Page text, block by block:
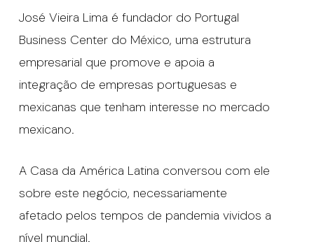
José Vieira Lima é fundador do Portugal
Business Center do México, uma estrutura
empresarial que promove e apoia a
integração de empresas portuguesas e
mexicanas que tenham interesse no mercado
mexicano.
A Casa da América Latina conversou com ele
sobre este negócio, necessariamente
afetado pelos tempos de pandemia vividos a
nível mundial.